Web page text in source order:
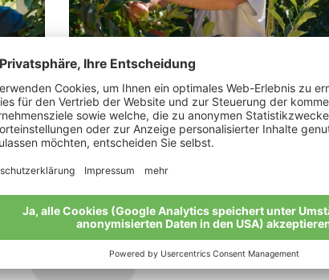
Zuegg Michael
„Die Natur kennt keine Kompromisse, nur
Konsequenzen“
Meine Geschichte
Alle Bio-Bauern im Überblick